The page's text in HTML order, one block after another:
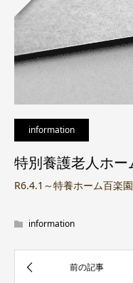
information
特別養護老人ホ
R6.4.1～特養ホーム百楽
information